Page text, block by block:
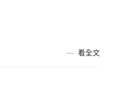
看全文